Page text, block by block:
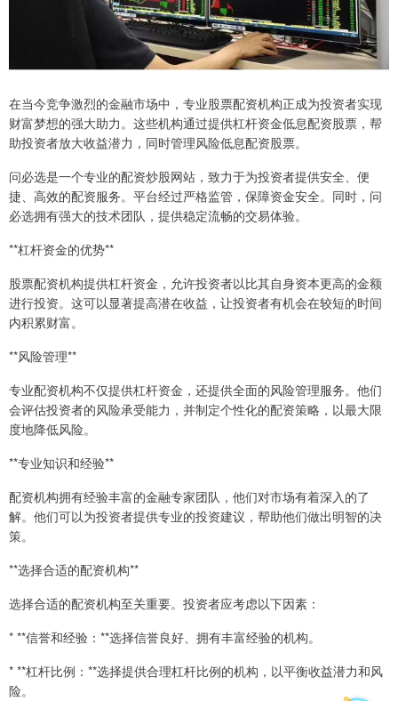
在当今竞争激烈的金融市场中，专业股票配资机构正成为投资者实现
财富梦想的强大助力。这些机构通过提供杠杆资金低息配资股票，帮
助投资者放大收益潜力，同时管理风险低息配资股票。
问必选是一个专业的配资炒股网站，致力于为投资者提供安全、便
捷、高效的配资服务。平台经过严格监管，保障资金安全。同时，问
必选拥有强大的技术团队，提供稳定流畅的交易体验。
**杠杆资金的优势**
股票配资机构提供杠杆资金，允许投资者以比其自身资本更高的金额
进行投资。这可以显著提高潜在收益，让投资者有机会在较短的时间
内积累财富。
**风险管理**
专业配资机构不仅提供杠杆资金，还提供全面的风险管理服务。他们
会评估投资者的风险承受能力，并制定个性化的配资策略，以最大限
度地降低风险。
**专业知识和经验**
配资机构拥有经验丰富的金融专家团队，他们对市场有着深入的了
解。他们可以为投资者提供专业的投资建议，帮助他们做出明智的决
策。
**选择合适的配资机构**
选择合适的配资机构至关重要。投资者应考虑以下因素：
* **信誉和经验：**选择信誉良好、拥有丰富经验的机构。
* **杠杆比例：**选择提供合理杠杆比例的机构，以平衡收益潜力和风
险。